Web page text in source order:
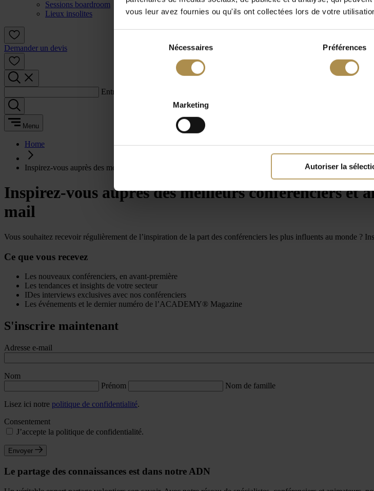
vous leur avez fournies ou qu'ils ont collectées lors de votre
Nécessaires Préférences
Marketing
Autoriser la
Sessions boardroom
Lieux insolites
Demander un devis
Entrez un terme de recherche :
Menu
Home
Inspirez-vous auprès des meilleurs conférenciers et animateurs — directement dans votre boîte mail
Inspirez-vous auprès des meilleurs conférenciers
mail
Vous souhaitez recevoir régulièrement de l’inspiration de la part des conférenciers les plus influents au monde ?
Ce que vous recevez
Les nouveaux conférenciers, en avant-première
Les tendances et insights de votre secteur
IDes interviews exclusives avec nos conférenciers
Les événements et le dernier numéro de l’ACADEMY® Magazine
S'inscrire maintenant
Adresse e-mail
Nom
Prénom
Nom de famille
Lisez ici notre politique de confidentialité.
Consentement
J’accepte la politique de confidentialité.
Envoyer
Le partage des connaissances est dans notre ADN